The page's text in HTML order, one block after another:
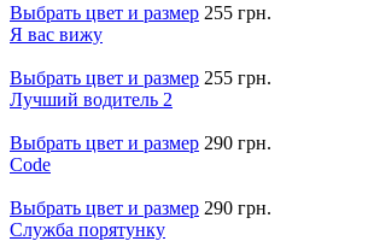
Выбрать цвет и размер 255 грн.
Я вас вижу
Выбрать цвет и размер 255 грн.
Лучший водитель 2
Выбрать цвет и размер 290 грн.
Code
Выбрать цвет и размер 290 грн.
Служба порятунку